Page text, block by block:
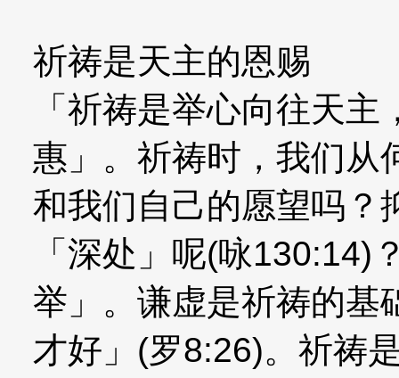
祈祷是天主的恩赐
「祈祷是举心向往天
惠」。祈祷时，我们从
和我们自己的愿望吗？
「深处」呢(咏130:14)
举」。谦虚是祈祷的基
才好」(罗8:26)。祈祷